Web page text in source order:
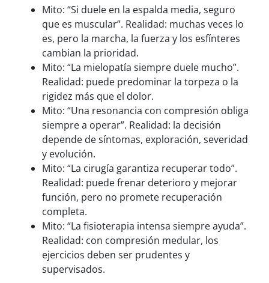
Mito: “Si duele en la espalda media, seguro
que es muscular”. Realidad: muchas veces lo
es, pero la marcha, la fuerza y los esfínteres
cambian la prioridad.
Mito: “La mielopatía siempre duele mucho”.
Realidad: puede predominar la torpeza o la
rigidez más que el dolor.
Mito: “Una resonancia con compresión obliga
siempre a operar”. Realidad: la decisión
depende de síntomas, exploración, severidad
y evolución.
Mito: “La cirugía garantiza recuperar todo”.
Realidad: puede frenar deterioro y mejorar
función, pero no promete recuperación
completa.
Mito: “La fisioterapia intensa siempre ayuda”.
Realidad: con compresión medular, los
ejercicios deben ser prudentes y
supervisados.